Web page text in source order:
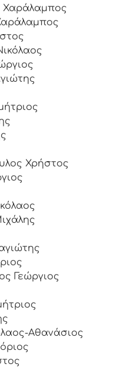
Χαράλαμπος
Χρήστος
Γεώργιος
Αθανάσιος